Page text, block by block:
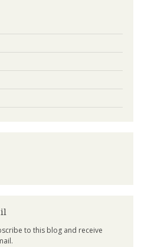
to this blog and receive